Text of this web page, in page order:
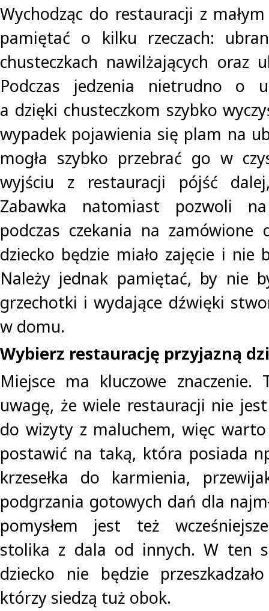
Wychodząc do restauracji z
pamiętać o kilku rzeczach:
chusteczkach nawilżających oraz
Podczas jedzenia nietrudno o
a dzięki chusteczkom szybko
wypadek pojawienia się plam na
mogła szybko przebrać go w
wyjściu z restauracji pójść
Zabawka natomiast pozwoli
podczas czekania na zamówione
dziecko będzie miało zajęcie i nie
Należy jednak pamiętać, by nie
grzechotki i wydające dźwięki
w domu.
Wybierz restaurację przyjazną
Miejsce ma kluczowe znaczenie.
uwagę, że wiele restauracji nie
do wizyty z maluchem, więc
postawić na taką, która posiada
krzesełka do karmienia,
podgrzania gotowych dań dla
pomysłem jest też
stolika z dala od innych. W ten
dziecko nie będzie
którzy siedzą tuż obok.